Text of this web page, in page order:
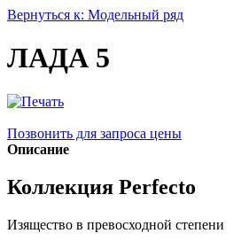
Вернуться к: Модельный ряд
ЛАДА 5
Позвонить для запроса цены
Описание
Коллекция Perfecto
Изящество в превосходной степени